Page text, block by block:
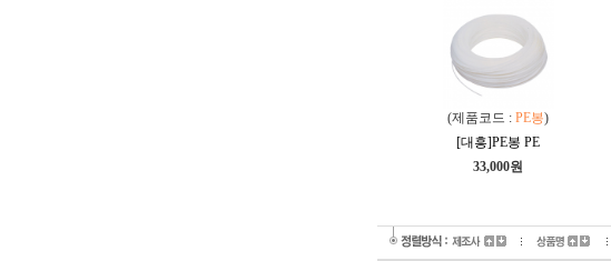
(제품코드 : PE봉)
[대흥]PE봉 PE
33,000원